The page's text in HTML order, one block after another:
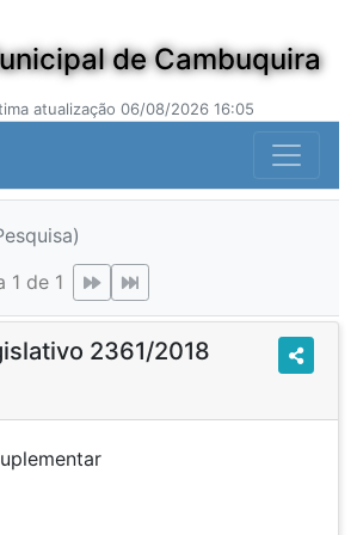
de Cambuquira
atualização 06/08/2026 16:05
1 de 1
2361/2018
Suplementar